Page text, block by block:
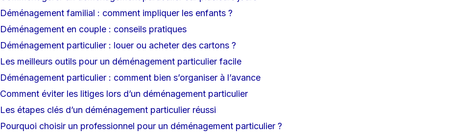
Déménagement familial : comment impliquer les enfants ?
Déménagement en couple : conseils pratiques
Déménagement particulier : louer ou acheter des cartons ?
Les meilleurs outils pour un déménagement particulier facile
Déménagement particulier : comment bien s’organiser à l’avance
Comment éviter les litiges lors d’un déménagement particulier
Les étapes clés d’un déménagement particulier réussi
Pourquoi choisir un professionnel pour un déménagement particulier ?